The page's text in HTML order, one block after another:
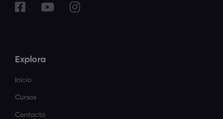
Explora
Inicio
Cursos
Contacto